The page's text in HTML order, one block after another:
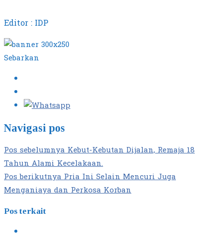
Editor : IDP
Sebarkan
Navigasi pos
Pos sebelumnyaKebut-Kebutan Dijalan, Remaja 18
Tahun Alami Kecelakaan.
Pos berikutnyaPria Ini Selain Mencuri Juga
Menganiaya dan Perkosa Korban
Pos terkait